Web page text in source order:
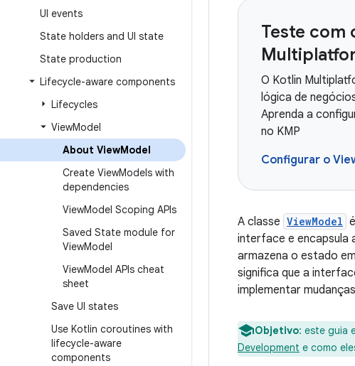
UI events
State holders and UI state
State production
Lifecycle-aware components
Lifecycles
ViewModel
About ViewModel
Create ViewModels with
dependencies
ViewModel Scoping APIs
Saved State module for
ViewModel
ViewModel APIs cheat
sheet
Save UI states
Use Kotlin coroutines with
lifecycle-aware
components
Teste com
O Kotlin
lógica de
Aprenda a
no KMP
Configurar o
A classe ViewModel
interface e encapsula
armazena o estado
significa que a
implementar
Objetivo: este guia
Development e como